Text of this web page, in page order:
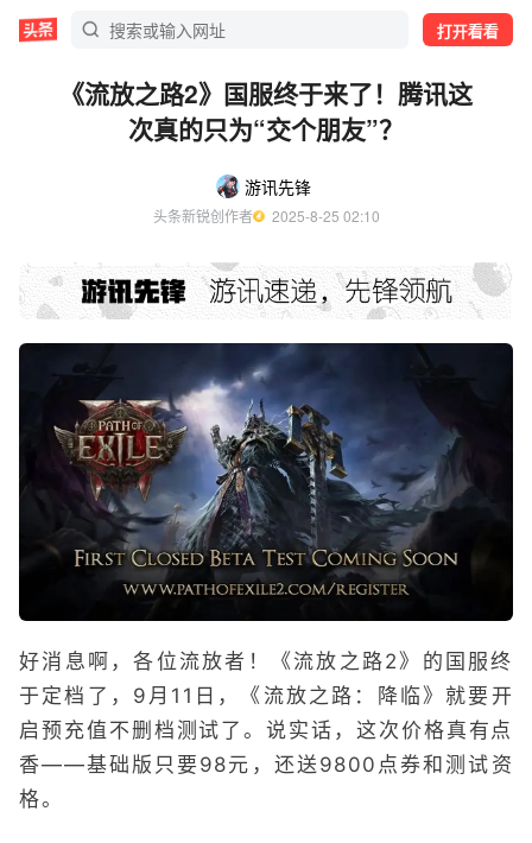
打开看看
《流放之路2》国服终于来了！腾讯这
次真的只为“交个朋友”？
游讯先锋
头条新锐创作者
  2025-8-25 02:10
好消息啊，各位流放者！《流放之路2》的国服终
于定档了，9月11日，《流放之路：降临》就要开
启预充值不删档测试了。说实话，这次价格真有点
香——基础版只要98元，还送9800点券和测试资
格。